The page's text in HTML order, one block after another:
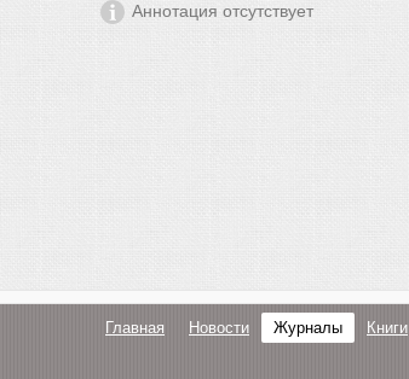
Аннотация отсутствует
Главная Новости Журналы Книги